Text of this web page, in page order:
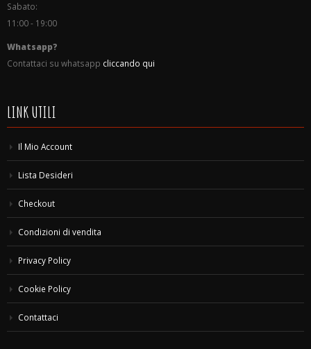
Sabato:
11:00 - 19:00
Whatsapp?
Contattaci su whatsapp cliccando qui
LINK UTILI
Il Mio Account
Lista Desideri
Checkout
Condizioni di vendita
Privacy Policy
Cookie Policy
Contattaci